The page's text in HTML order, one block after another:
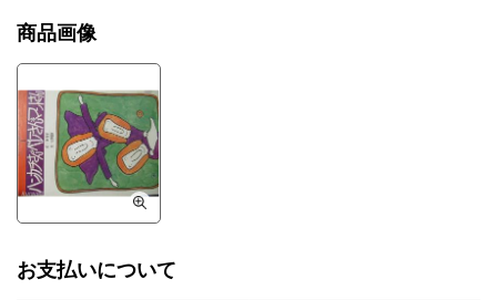
商品画像
お支払いについて